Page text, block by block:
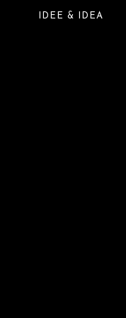
IDEE & IDEA